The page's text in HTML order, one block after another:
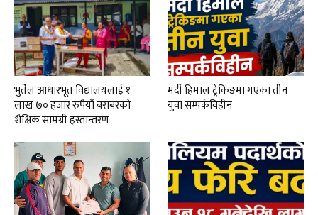
भुर्तेल आधारभूत विद्यालयलाई १
लाख ७० हजार रुपैयाँ बराबरको
शैक्षिक सामग्री हस्तान्तरण
मर्दी हिमाल ट्रेकिङमा गएका तीन
युवा सम्पर्कविहीन